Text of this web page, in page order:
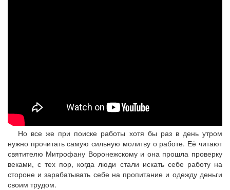
Но все же при поиске работы хотя бы раз в день утром
нужно прочитать самую сильную молитву о работе. Её читают
святителю Митрофану Воронежскому и она прошла проверку
веками, с тех пор, когда люди стали искать себе работу на
стороне и зарабатывать себе на пропитание и одежду деньги
своим трудом.